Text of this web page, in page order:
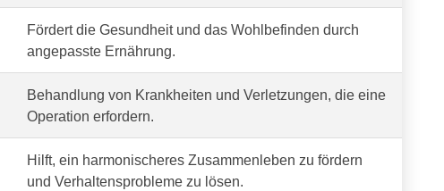
Fördert die Gesundheit und das Wohlbefinden durch
angepasste Ernährung.
Behandlung von Krankheiten und Verletzungen, die eine
Operation erfordern.
Hilft, ein harmonischeres Zusammenleben zu fördern
und Verhaltensprobleme zu lösen.